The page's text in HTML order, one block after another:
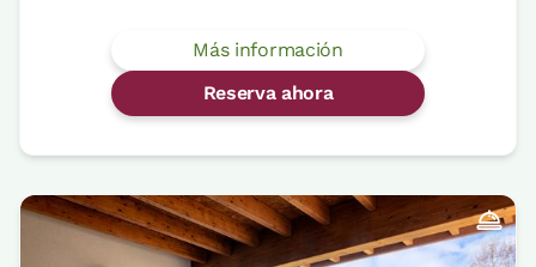
Más información
Reserva ahora